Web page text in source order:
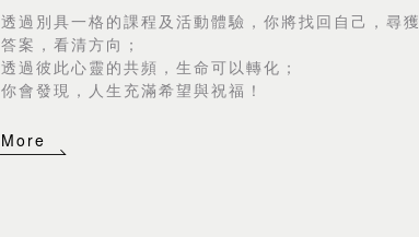
透過別具一格的課程及活動體驗，你將找回自己，尋獲
答案，看清方向；
透過彼此心靈的共頻，生命可以轉化；
你會發現，人生充滿希望與祝福！
More